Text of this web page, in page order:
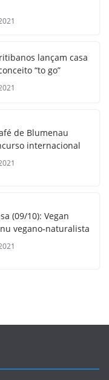
lançam casa
“to go”
de Blumenau
internacional
(09/10): Vegan
vegano-naturalista